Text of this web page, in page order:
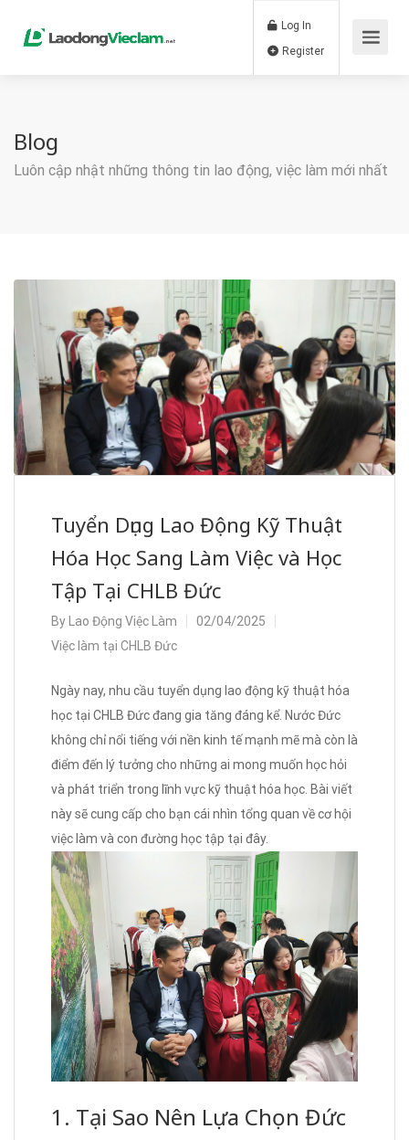
Log In
Blog
Luôn cập nhật những thông tin lao động, việc làm mới nhất
Tuyển Dụng Lao Động Kỹ Thuật
Hóa Học Sang Làm Việc và Học
Tập Tại CHLB Đức
By Lao Động Việc Làm
02/04/2025
Việc làm tại CHLB Đức
Ngày nay, nhu cầu tuyển dụng lao động kỹ thuật hóa
học tại CHLB Đức đang gia tăng đáng kể. Nước Đức
không chỉ nổi tiếng với nền kinh tế mạnh mẽ mà còn là
điểm đến lý tưởng cho những ai mong muốn học hỏi
và phát triển trong lĩnh vực kỹ thuật hóa học. Bài viết
này sẽ cung cấp cho bạn cái nhìn tổng quan về cơ hội
việc làm và con đường học tập tại đây.
1. Tại Sao Nên Lựa Chọn Đức